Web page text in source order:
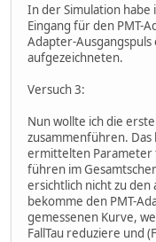
In der Simulation habe
Eingang für den PMT-
Adapter-
aufgezeichneten.
Versuch 3:
Nun wollte ich die
zusammenführen.
ermittelten Parameter
führen im
ersichtlich nicht zu
bekomme den PMT-
gemessenen Kurve,
FallTau reduziere und